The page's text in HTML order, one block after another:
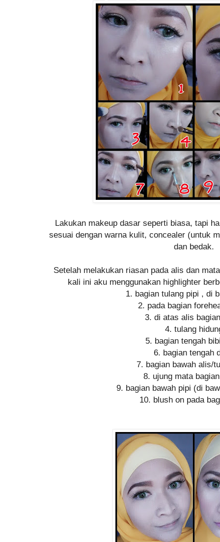
Lakukan makeup dasar seperti biasa, tapi
sesuai dengan warna kulit, concealer (untuk
dan bedak.
Setelah melakukan riasan pada alis dan
kali ini aku menggunakan highlighter
1. bagian tulang pipi , di
2. pada bagian
3. di atas alis
4. tulang
5. bagian tengah
6. bagian tengah
7. bagian bawah alis/
8. ujung mata
9. bagian bawah pipi (di
10. blush on pada